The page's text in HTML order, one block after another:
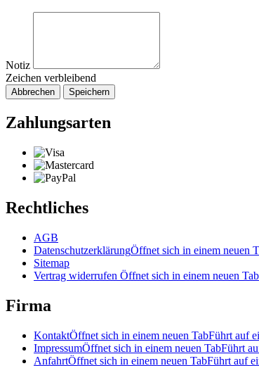
Notiz
Zeichen verbleibend
Abbrechen Speichern
Zahlungsarten
Rechtliches
AGB
DatenschutzerklärungÖffnet sich in einem neuen
Sitemap
Vertrag widerrufen Öffnet sich in einem neuen Tab
Firma
KontaktÖffnet sich in einem neuen TabFührt auf
ImpressumÖffnet sich in einem neuen TabFührt
AnfahrtÖffnet sich in einem neuen TabFührt auf